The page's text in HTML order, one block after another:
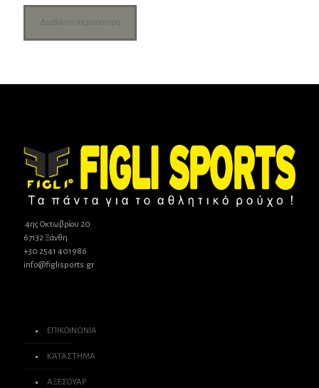
Διαβάστε περισσότερα
4ης Οκτωβρίου 20
67132 Ξάνθη
+30 2541 401986
info@figlisports.gr
ΕΠΙΚΟΙΝΩΝΙΑ
ΚΑΤΑΣΤΗΜΑ
ΑΞΕΣΟΥΑΡ